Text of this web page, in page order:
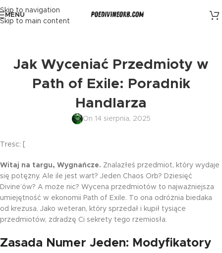
Skip to navigation
Skip to main content
MENU
Jak Wyceniać Przedmioty w
Path of Exile: Poradnik
Handlarza
On 14 sierpnia, 2025
Tresc: [
Witaj na targu, Wygnańcze. Znalazłeś przedmiot, który wydaje
się potężny. Ale ile jest wart? Jeden Chaos Orb? Dziesięć
Divine’ów? A może nic? Wycena przedmiotów to najważniejsza
umiejętność w ekonomii Path of Exile. To ona odróżnia biedaka
od krezusa. Jako weteran, który sprzedał i kupił tysiące
przedmiotów, zdradzę Ci sekrety tego rzemiosła.
Zasada Numer Jeden: Modyfikatory